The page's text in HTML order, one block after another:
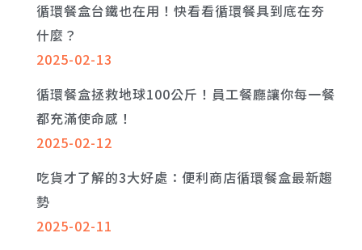
循環餐盒台鐵也在用！快看看循環餐具到底在夯
什麼？
2025-02-13
循環餐盒拯救地球100公斤！員工餐廳讓你每一餐
都充滿使命感！
2025-02-12
吃貨才了解的3大好處：便利商店循環餐盒最新趨
勢
2025-02-11